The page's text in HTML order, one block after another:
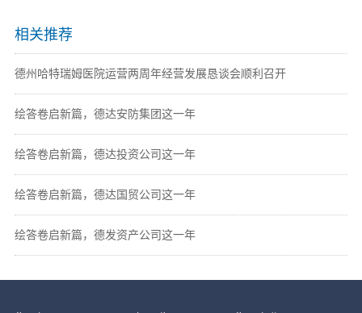
相关推荐
德州哈特瑞姆医院运营两周年经营发展恳谈会顺利召开
绘答卷启新篇，德达安防集团这一年
绘答卷启新篇，德达投资公司这一年
绘答卷启新篇，德达国贸公司这一年
绘答卷启新篇，德发资产公司这一年